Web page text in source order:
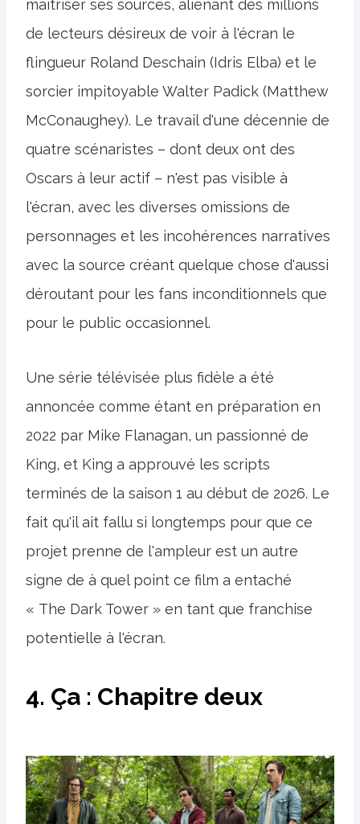
maîtriser ses sources, aliénant des millions
de lecteurs désireux de voir à l'écran le
flingueur Roland Deschain (Idris Elba) et le
sorcier impitoyable Walter Padick (Matthew
McConaughey). Le travail d'une décennie de
quatre scénaristes – dont deux ont des
Oscars à leur actif – n'est pas visible à
l'écran, avec les diverses omissions de
personnages et les incohérences narratives
avec la source créant quelque chose d'aussi
déroutant pour les fans inconditionnels que
pour le public occasionnel.
Une série télévisée plus fidèle a été
annoncée comme étant en préparation en
2022 par Mike Flanagan, un passionné de
King, et King a approuvé les scripts
terminés de la saison 1 au début de 2026. Le
fait qu'il ait fallu si longtemps pour que ce
projet prenne de l'ampleur est un autre
signe de à quel point ce film a entaché
« The Dark Tower » en tant que franchise
potentielle à l'écran.
4. Ça : Chapitre deux